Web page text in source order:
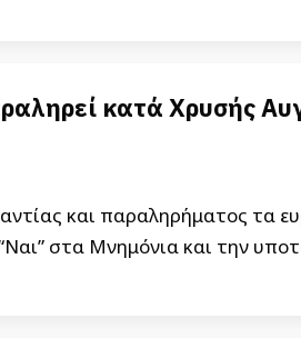
κατά Χρυσής
και παραληρήματος τα
στα Μνημόνια και την